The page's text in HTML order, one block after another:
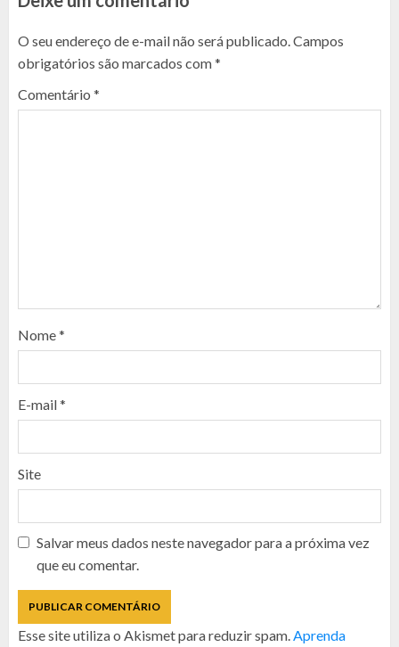
O seu endereço de e-mail não será publicado.Campos
obrigatórios são marcados com*
Comentário *
Nome*
E-mail*
Site
Salvar meus dados neste navegador para a próxima vez
que eu comentar.
Esse site utiliza o Akismet para reduzir spam.Aprenda